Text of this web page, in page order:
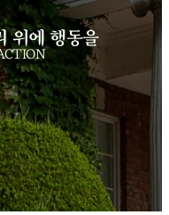
위에 행동을